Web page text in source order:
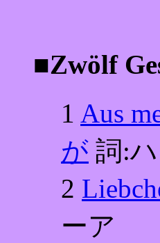
■Zwölf
1 Aus
が 詞:
2
ーア